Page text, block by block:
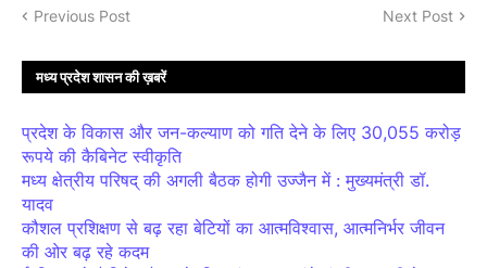
Previous Post Next Post
मध्य प्रदेश शासन की ख़बरें
प्रदेश के विकास और जन-कल्याण को गति देने के लिए 30,055 करोड़
रूपये की कैबिनेट स्वीकृति
मध्य क्षेत्रीय परिषद् की अगली बैठक होगी उज्जैन में : मुख्यमंत्री डॉ.
यादव
कौशल प्रशिक्षण से बढ़ रहा बेटियों का आत्मविश्वास, आत्मनिर्भर जीवन
की ओर बढ़ रहे कदम